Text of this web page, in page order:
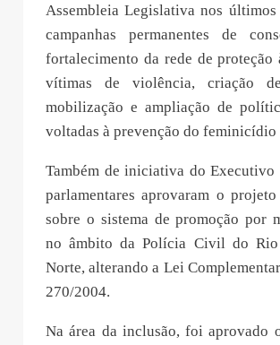
Assembleia Legislativa nos últimos
campanhas permanentes de
fortalecimento da rede de proteção
vítimas de violência, criação
mobilização e ampliação de
voltadas à prevenção do feminicídio
Também de iniciativa do Executivo
parlamentares aprovaram o
sobre o sistema de promoção por
no âmbito da Polícia Civil do Rio
Norte, alterando a Lei
270/2004.
Na área da inclusão, foi aprovado